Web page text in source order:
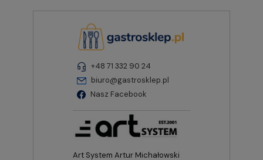
+48 71 332 90 24
biuro@gastrosklep.pl
Nasz Facebook
Art System Artur Michałowski